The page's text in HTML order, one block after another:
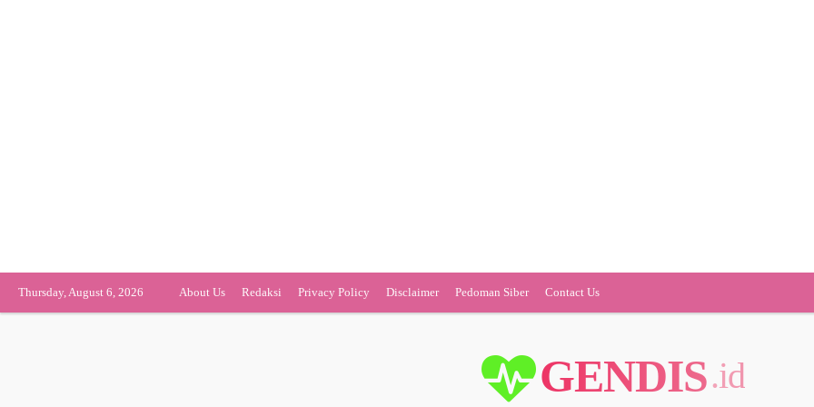
Thursday, August 6, 2026 About Us Redaksi Privacy Policy Disclaimer Pedoman Siber Contact Us
GENDIS.id